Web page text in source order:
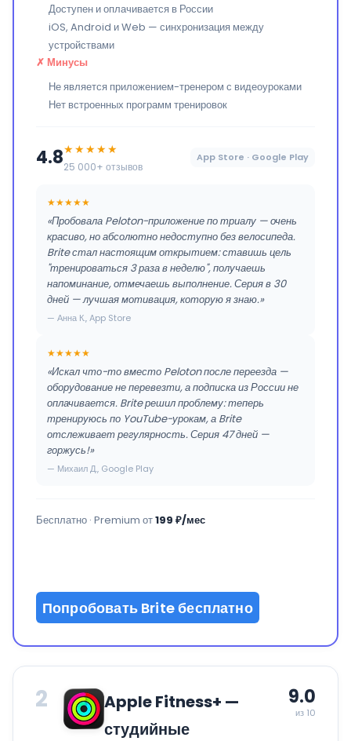
Доступен и оплачивается в России
iOS, Android и Web — синхронизация между
устройствами
✗ Минусы
Не является приложением-тренером с видеоуроками
Нет встроенных программ тренировок
4.8★★★★★
25 000+ отзывов
App Store · Google Play
★★★★★
«Пробовала Peloton-приложение по триалу — очень
красиво, но абсолютно недоступно без велосипеда.
Brite стал настоящим открытием: ставишь цель
"тренироваться 3 раза в неделю", получаешь
напоминание, отмечаешь выполнение. Серия в 30
дней — лучшая мотивация, которую я знаю.»
— Анна К., App Store
★★★★★
«Искал что-то вместо Peloton после переезда —
оборудование не перевезти, а подписка из России не
оплачивается. Brite решил проблему: теперь
тренируюсь по YouTube-урокам, а Brite
отслеживает регулярность. Серия 47 дней —
горжусь!»
— Михаил Д., Google Play
Бесплатно · Premium от199 ₽/мес
Попробовать Brite бесплатно
2
Apple Fitness+ —
студийные
9.0
из 10